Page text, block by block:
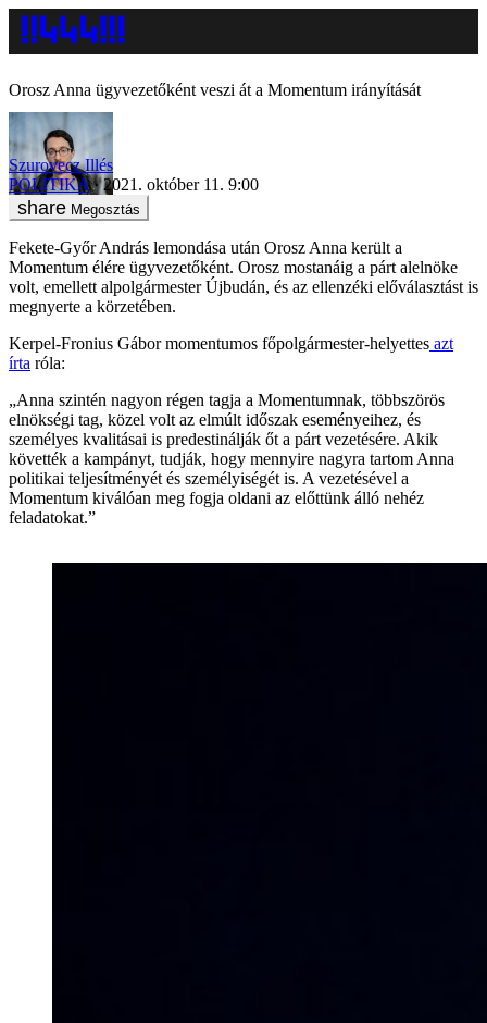
Orosz Anna ügyvezetőként veszi át a Momentum irányítását
Szurovecz Illés
POLITIKA
2021. október 11. 9:00
Megosztás
Fekete-Győr András lemondása után Orosz Anna került a
Momentum élére ügyvezetőként. Orosz mostanáig a párt alelnöke
volt, emellett alpolgármester Újbudán, és az ellenzéki előválasztást is
megnyerte a körzetében.
Kerpel-Fronius Gábor momentumos főpolgármester-helyettes azt
írta róla:
„Anna szintén nagyon régen tagja a Momentumnak, többszörös
elnökségi tag, közel volt az elmúlt időszak eseményeihez, és
személyes kvalitásai is predestinálják őt a párt vezetésére. Akik
követték a kampányt, tudják, hogy mennyire nagyra tartom Anna
politikai teljesítményét és személyiségét is. A vezetésével a
Momentum kiválóan meg fogja oldani az előttünk álló nehéz
feladatokat.”